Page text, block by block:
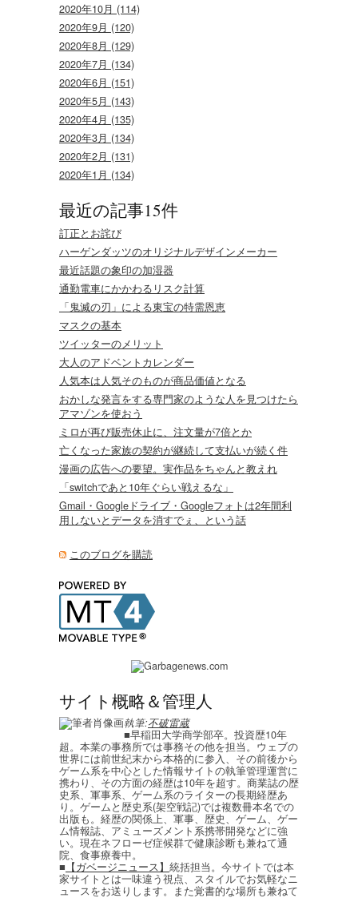
2020年10月 (114)
2020年9月 (120)
2020年8月 (129)
2020年7月 (134)
2020年6月 (151)
2020年5月 (143)
2020年4月 (135)
2020年3月 (134)
2020年2月 (131)
2020年1月 (134)
最近の記事15件
訂正とお詫び
ハーゲンダッツのオリジナルデザインメーカー
最近話題の象印の加湿器
通勤電車にかかわるリスク計算
「鬼滅の刃」による東宝の特需恩恵
マスクの基本
ツイッターのメリット
大人のアドベントカレンダー
人気本は人気そのものが商品価値となる
おかしな発言をする専門家のような人を見つけたら
アマゾンを使おう
ミロが再び販売休止に、注文量が7倍とか
亡くなった家族の契約が継続して支払いが続く件
漫画の広告への要望。実作品をちゃんと教えれ
「switchであと10年ぐらい戦えるな」
Gmail・Googleドライブ・Googleフォトは2年間利
用しないとデータを消すでぇ、という話
このブログを購読
サイト概略＆管理人
執筆:不破雷蔵
■早稲田大学商学部卒。投資歴10年
超。本業の事務所では事務その他を担当。ウェブの
世界には前世紀末から本格的に参入、その前後から
ゲーム系を中心とした情報サイトの執筆管理運営に
携わり、その方面の経歴は10年を超す。商業誌の歴
史系、軍事系、ゲーム系のライターの長期経歴あ
り。ゲームと歴史系(架空戦記)では複数冊本名での
出版も。経歴の関係上、軍事、歴史、ゲーム、ゲー
ム情報誌、アミューズメント系携帯開発などに強
い。現在ネフローゼ症候群で健康診断も兼ねて通
院、食事療養中。
■ 【ガベージニュース】 統括担当。今サイトでは本
家サイトとは一味違う視点、スタイルでお気軽なニ
ュースをお送りします。また覚書的な場所も兼ねて